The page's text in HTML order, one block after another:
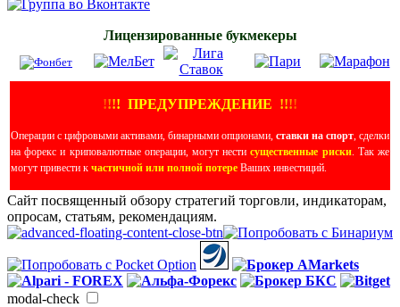
Лицензированные букмекеры
!!!! ПРЕДУПРЕЖДЕНИЕ !!!!
Операции с цифровыми активами, бинарными опционами, ставки на спорт , сделки
на форекс и криповалютные операции, могут нестисущественные риски. Так же
могут привести к частичной или полной потере Ваших инвестиций.
Сайт посвященный обзору стратегий торговли, индикаторам,
опросам, статьям, рекомендациям.
modal-check